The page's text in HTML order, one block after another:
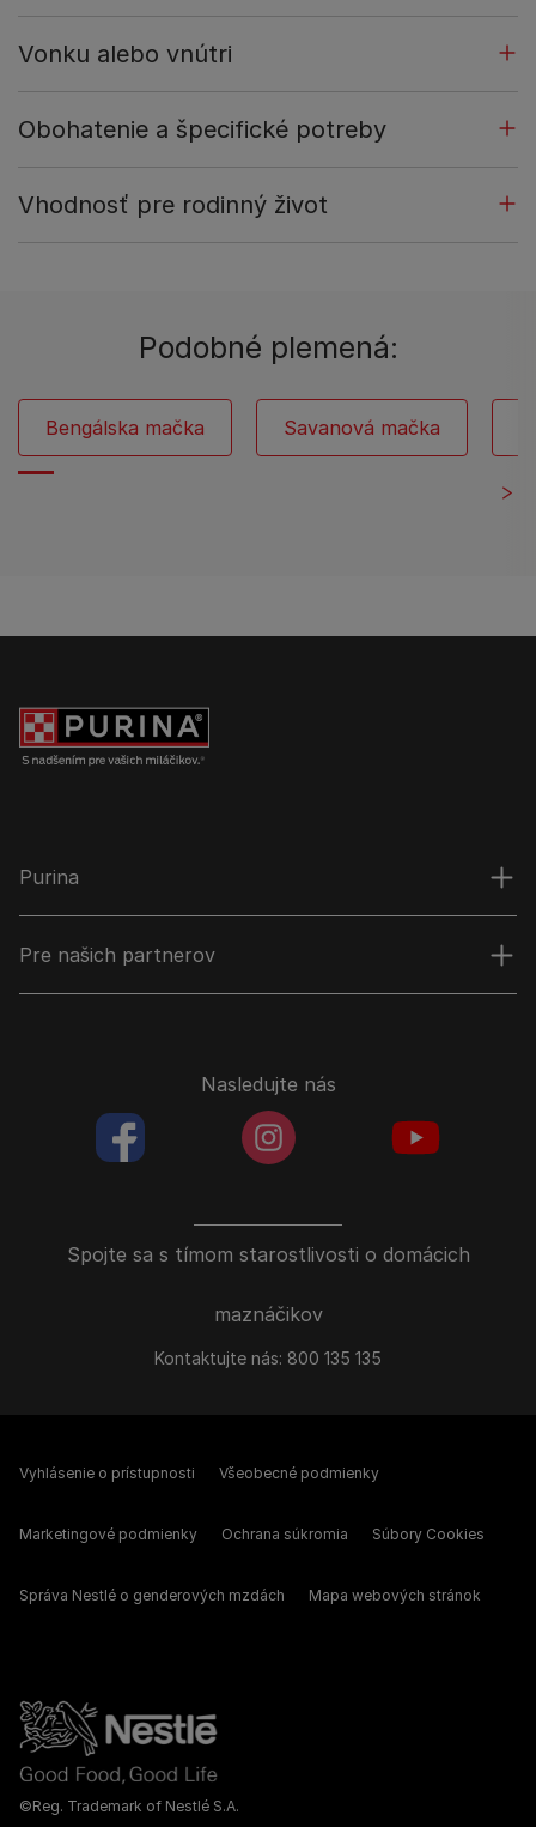
Vonku alebo vnútri
Obohatenie a špecifické potreby
Vhodnosť pre rodinný život
Podobné plemená:
Bengálska mačka Savanová mačka
Purina
Pre našich partnerov
Spojte sa s tímom starostlivosti o domácich
maznáčikov
Kontaktujte nás: 800 135 135
Nasledujte nás
facebookColoredinstagramColored
©Reg. Trademark of Nestlé S.A.
Vyhlásenie o prístupnosti Všeobecné podmienky
Marketingové podmienky Ochrana súkromia Súbory Cookies
Správa Nestlé o genderových mzdách Mapa webových stránok